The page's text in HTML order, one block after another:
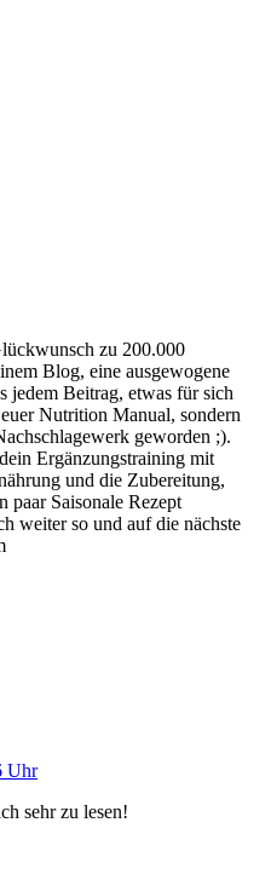
zu 200.000
Blog, eine ausgewogene
jedem Beitrag, etwas für sich
Nutrition Manual, sondern
geworden ;).
Ergänzungstraining mit
und die Zubereitung,
paar Saisonale Rezept
weiter so und auf die nächste
Uhr
sehr zu lesen!